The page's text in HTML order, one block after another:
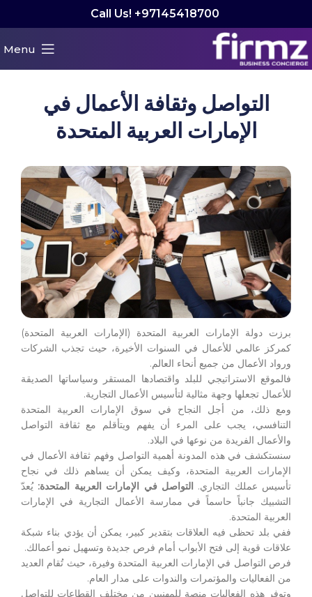
Menu
التواصل وثقافة الأعمال في
الإمارات العربية المتحدة
برزت دولة الإمارات العربية المتحدة (الإمارات العربية المتحدة)
كمركز عالمي للأعمال في السنوات الأخيرة، حيث تجذب الشركات
ورواد الأعمال من جميع أنحاء العالم.
فالموقع الاستراتيجي للبلد واقتصادها المستقر وسياساتها الصديقة
للأعمال تجعلها وجهة مثالية لتأسيس الأعمال التجارية.
ومع ذلك، من أجل النجاح في سوق الإمارات العربية المتحدة
التنافسي، يجب على المرء أن يفهم ويتأقلم مع ثقافة التواصل
والأعمال الفريدة من نوعها في البلاد.
سنستكشف في هذه المدونة أهمية التواصل وفهم ثقافة الأعمال في
الإمارات العربية المتحدة، وكيف يمكن أن يساهم ذلك في نجاح
تأسيس عملك التجاري. التواصل في الإمارات العربية المتحدة: يُعدّ
التشبيك جانباً حاسماً في ممارسة الأعمال التجارية في الإمارات
العربية المتحدة.
ففي بلد تحظى فيه العلاقات بتقدير كبير، يمكن أن يؤدي بناء شبكة
علاقات قوية إلى فتح الأبواب أمام فرص جديدة وتسهيل نمو أعمالك.
فرص التواصل في الإمارات العربية المتحدة وفيرة، حيث تُقام العديد
من الفعاليات والمؤتمرات والندوات على مدار العام.
وتوفر هذه الفعاليات منصة للمهنيين من مختلف القطاعات للتواصل